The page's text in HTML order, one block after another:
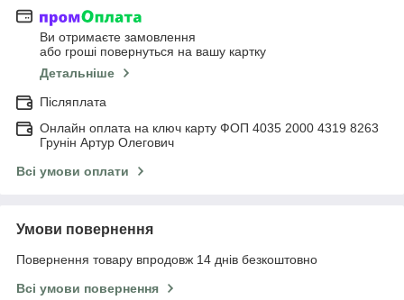
Ви отримаєте замовлення
або гроші повернуться на вашу картку
Детальніше
Післяплата
Онлайн оплата на ключ карту ФОП 4035 2000 4319 8263
Грунін Артур Олегович
Всі умови оплати
Умови повернення
Повернення товару впродовж 14 днів безкоштовно
Всі умови повернення